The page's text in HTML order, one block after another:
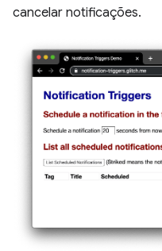
cancelar notificações.